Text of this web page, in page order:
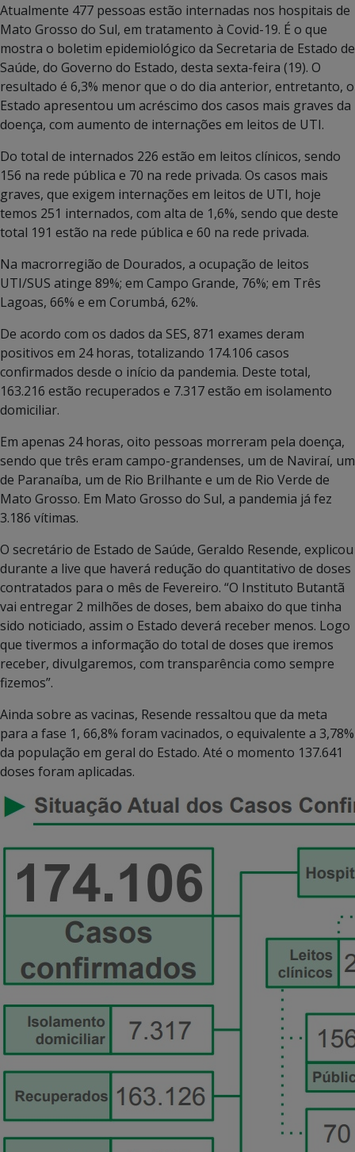
Atualmente 477 pessoas estão internadas nos hospitais de
Mato Grosso do Sul, em tratamento à Covid-19. É o que
mostra o boletim epidemiológico da Secretaria de Estado de
Saúde, do Governo do Estado, desta sexta-feira (19). O
resultado é 6,3% menor que o do dia anterior, entretanto, o
Estado apresentou um acréscimo dos casos mais graves da
doença, com aumento de internações em leitos de UTI.
Do total de internados 226 estão em leitos clínicos, sendo
156 na rede pública e 70 na rede privada. Os casos mais
graves, que exigem internações em leitos de UTI, hoje
temos 251 internados, com alta de 1,6%, sendo que deste
total 191 estão na rede pública e 60 na rede privada.
Na macrorregião de Dourados, a ocupação de leitos
UTI/SUS atinge 89%; em Campo Grande, 76%; em Três
Lagoas, 66% e em Corumbá, 62%.
De acordo com os dados da SES, 871 exames deram
positivos em 24 horas, totalizando 174.106 casos
confirmados desde o início da pandemia. Deste total,
163.216 estão recuperados e 7.317 estão em isolamento
domiciliar.
Em apenas 24 horas, oito pessoas morreram pela doença,
sendo que três eram campo-grandenses, um de Naviraí, um
de Paranaíba, um de Rio Brilhante e um de Rio Verde de
Mato Grosso. Em Mato Grosso do Sul, a pandemia já fez
3.186 vítimas.
O secretário de Estado de Saúde, Geraldo Resende, explicou
durante a live que haverá redução do quantitativo de doses
contratados para o mês de Fevereiro. “O Instituto Butantã
vai entregar 2 milhões de doses, bem abaixo do que tinha
sido noticiado, assim o Estado deverá receber menos. Logo
que tivermos a informação do total de doses que iremos
receber, divulgaremos, com transparência como sempre
fizemos”.
Ainda sobre as vacinas, Resende ressaltou que da meta
para a fase 1, 66,8% foram vacinados, o equivalente a 3,78%
da população em geral do Estado. Até o momento 137.641
doses foram aplicadas.